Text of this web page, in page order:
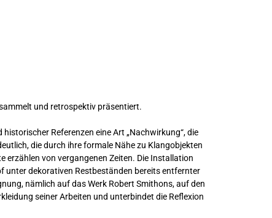
und retrospektiv präsentiert.
Referenzen eine Art „Nachwirkung“, die
die durch ihre formale Nähe zu Klangobjekten
erzählen von vergangenen Zeiten. Die Installation
unter dekorativen Restbeständen bereits entfernter
nämlich auf das Werk Robert Smithons, auf den
seiner Arbeiten und unterbindet die Reflexion